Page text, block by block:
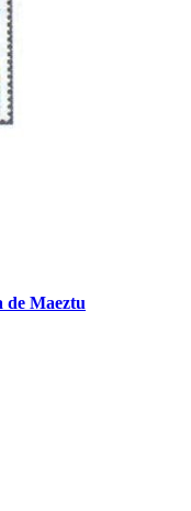
de Maeztu